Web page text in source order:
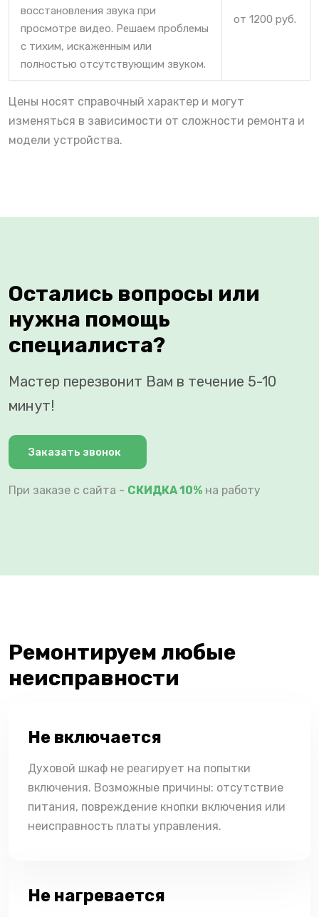
восстановления звука при
просмотре видео. Решаем проблемы
с тихим, искаженным или
полностью отсутствующим звуком.
от 1200 руб.
Цены носят справочный характер и могут
изменяться в зависимости от сложности ремонта и
модели устройства.
Остались вопросы или
нужна помощь
специалиста?
Мастер перезвонит Вам в течение 5-10
минут!
Заказать звонок
При заказе с сайта - СКИДКА 10% на работу
Ремонтируем любые
неисправности
Не включается
Духовой шкаф не реагирует на попытки
включения. Возможные причины: отсутствие
питания, повреждение кнопки включения или
неисправность платы управления.
Не нагревается